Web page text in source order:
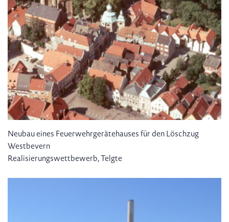
Neubau eines Feuerwehrgerätehauses für den Löschzug
Westbevern
Realisierungswettbewerb, Telgte